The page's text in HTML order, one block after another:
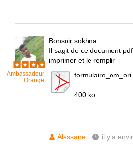
Ambassadeur
Orange
Bonsoir sokhna
Il sagit de ce document
imprimer et le remplir
formulaire_om_ori...
400 ko
Alassane il y a